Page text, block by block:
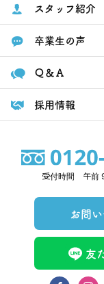
スタッフ紹介
卒業生の声
Ｑ＆Ａ
採用情報
受付時間 午前
お問
友